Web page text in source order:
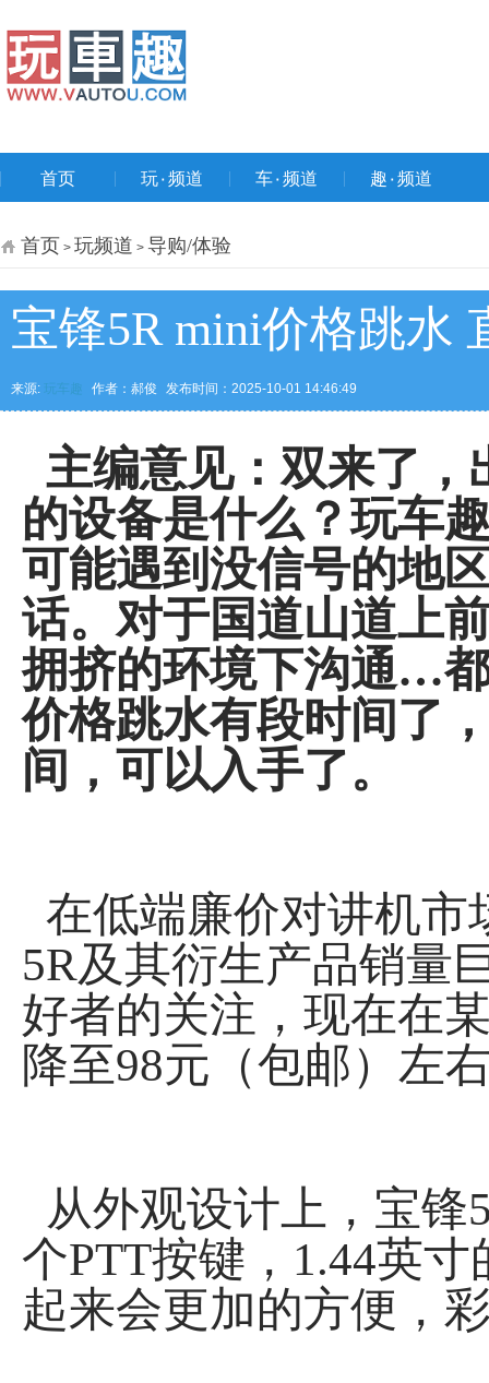
首页 玩۰频道 车۰频道 趣۰频道
首页 > 玩频道 > 导购/体验
宝锋5R mini价格跳水
来源: 玩车趣 作者：郝俊 发布时间：2025-10-01 14:46:49
主编意见：双来了，
的设备是什么？玩车
可能遇到没信号的地
话。对于国道山道上
拥挤的环境下沟通…
价格跳水有段时间了
间，可以入手了。
在低端廉价对讲机市
5R及其衍生产品销量
好者的关注，现在在
降至98元（包邮）左
从外观设计上，宝锋
个PTT按键，1.44英
起来会更加的方便，